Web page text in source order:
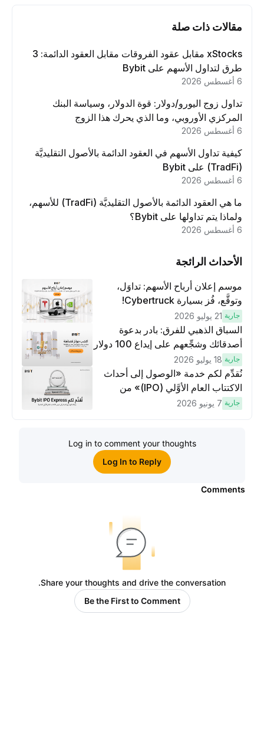
مقالات ذات صلة
xStocks مقابل عقود الفروقات مقابل العقود الدائمة: 3
طرق لتداول الأسهم على Bybit
تداول زوج اليورو/دولار: قوة الدولار، وسياسة البنك
المركزي الأوروبي، وما الذي يحرك هذا الزوج
كيفية تداول الأسهم في العقود الدائمة بالأصول التقليديَّة
ما هي العقود الدائمة بالأصول التقليديَّة (TradFi) للأسهم،
ولماذا يتم تداولها على Bybit؟
الأحداث الرائجة
موسم إعلان أرباح الأسهم: تداوَل،
وتوقَّع، فُز بسيارة Cybertruck!
جارية 21 يوليو 2026
السباق الذهبي للفرق: بادر بدعوة
أصدقائك وشجِّعهم على إيداع 100 دولار
لكسَب مكافآت مُضاعَفة
جارية 18 يوليو 2026
نُقدِّم لكم خدمة «الوصول إلى أحداث
الاكتتاب العام الأوَّلي (IPO)» من
Bybit، بوابتك للوصول المبكر إلى فرص
جارية 7 يونيو 2026
Log in to comment your thoughts
Log In to Reply
Comments
Share your thoughts and drive the conversation.
Be the First to Comment